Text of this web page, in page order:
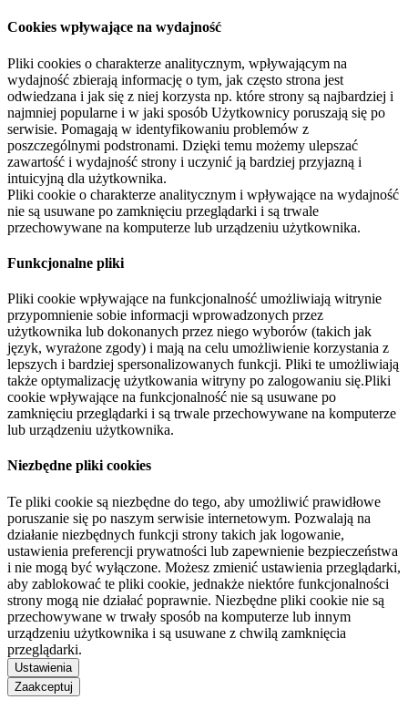
Cookies wpływające na wydajność
Pliki cookies o charakterze analitycznym, wpływającym na
wydajność zbierają informację o tym, jak często strona jest
odwiedzana i jak się z niej korzysta np. które strony są najbardziej i
najmniej popularne i w jaki sposób Użytkownicy poruszają się po
serwisie. Pomagają w identyfikowaniu problemów z
poszczególnymi podstronami. Dzięki temu możemy ulepszać
zawartość i wydajność strony i uczynić ją bardziej przyjazną i
intuicyjną dla użytkownika.
Pliki cookie o charakterze analitycznym i wpływające na wydajność
nie są usuwane po zamknięciu przeglądarki i są trwale
przechowywane na komputerze lub urządzeniu użytkownika.
Funkcjonalne pliki
Pliki cookie wpływające na funkcjonalność umożliwiają witrynie
przypomnienie sobie informacji wprowadzonych przez
użytkownika lub dokonanych przez niego wyborów (takich jak
język, wyrażone zgody) i mają na celu umożliwienie korzystania z
lepszych i bardziej spersonalizowanych funkcji. Pliki te umożliwiają
także optymalizację użytkowania witryny po zalogowaniu się.Pliki
cookie wpływające na funkcjonalność nie są usuwane po
zamknięciu przeglądarki i są trwale przechowywane na komputerze
lub urządzeniu użytkownika.
Niezbędne pliki cookies
Te pliki cookie są niezbędne do tego, aby umożliwić prawidłowe
poruszanie się po naszym serwisie internetowym. Pozwalają na
działanie niezbędnych funkcji strony takich jak logowanie,
ustawienia preferencji prywatności lub zapewnienie bezpieczeństwa
i nie mogą być wyłączone. Możesz zmienić ustawienia przeglądarki,
aby zablokować te pliki cookie, jednakże niektóre funkcjonalności
strony mogą nie działać poprawnie. Niezbędne pliki cookie nie są
przechowywane w trwały sposób na komputerze lub innym
urządzeniu użytkownika i są usuwane z chwilą zamknięcia
przeglądarki.
Ustawienia
Zaakceptuj